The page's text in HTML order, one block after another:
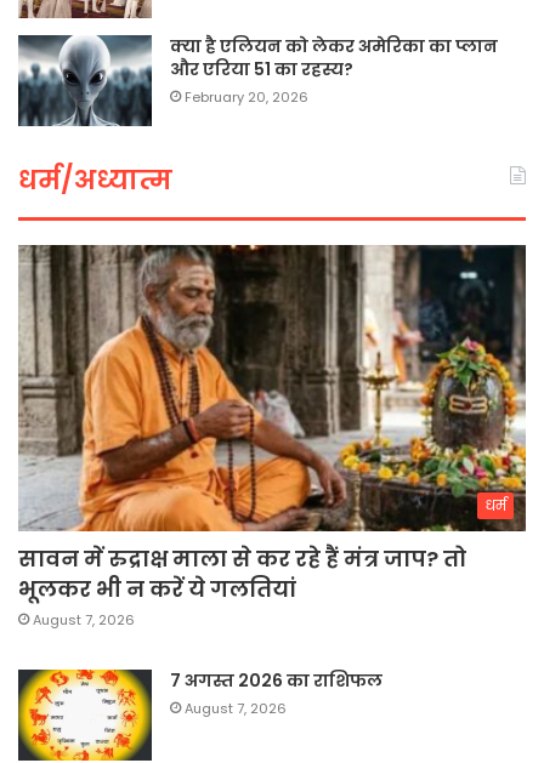
क्या है एलियन को लेकर अमेरिका का प्लान
और एरिया 51 का रहस्य?
February 20, 2026
धर्म/अध्यात्म
धर्म
सावन में रुद्राक्ष माला से कर रहे हैं मंत्र जाप? तो
भूलकर भी न करें ये गलतियां
August 7, 2026
7 अगस्त 2026 का राशिफल
August 7, 2026